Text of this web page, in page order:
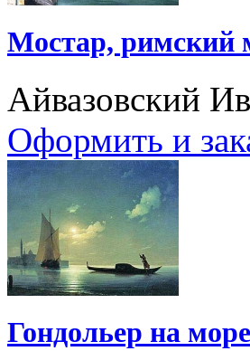
Мостар, римский
Айвазовский
Оформить и
Гондольер на